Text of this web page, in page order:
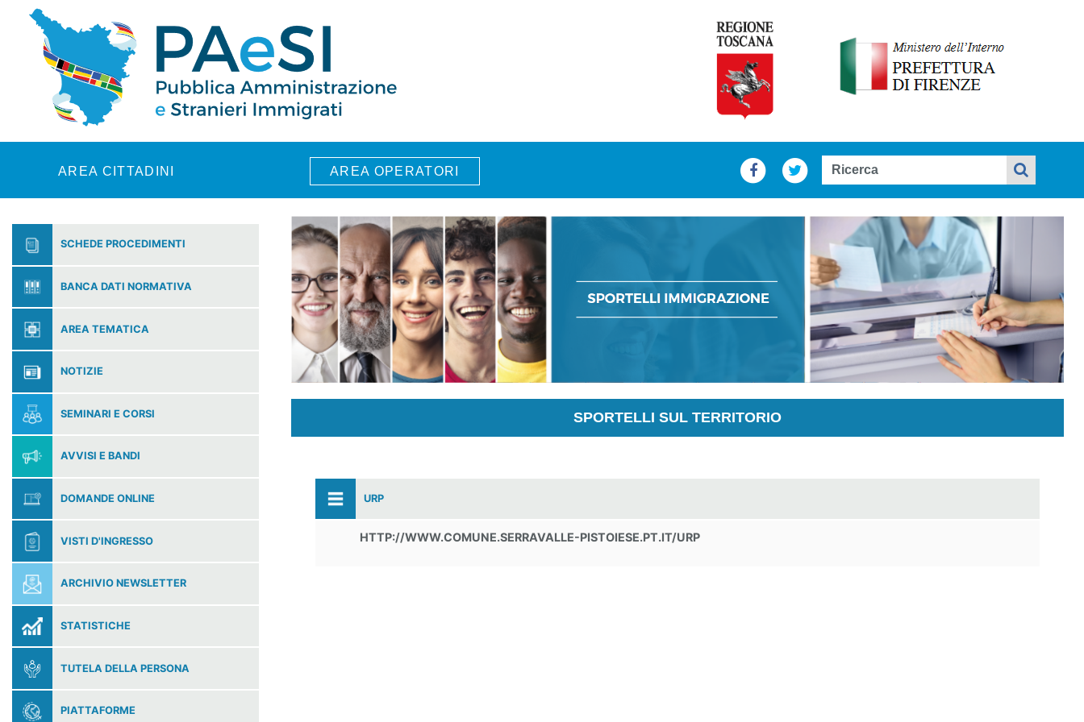
Skip to main content
AREA CITTADINI AREA OPERATORI
SCHEDE PROCEDIMENTI
BANCA DATI NORMATIVA
AREA TEMATICA
NOTIZIE
SEMINARI E CORSI
AVVISI E BANDI
DOMANDE ONLINE
VISTI D'INGRESSO
ARCHIVIO NEWSLETTER
STATISTICHE
TUTELA DELLA PERSONA
PIATTAFORME
SPORTELLI SUL TERRITORIO
URP
HTTP://WWW.COMUNE.SERRAVALLE-PISTOIESE.PT.IT/URP